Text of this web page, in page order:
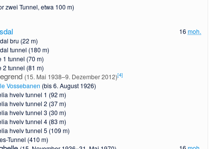
zwei Tunnel, etwa 100 m)
16moh.
bru (22 m)
tunnel (180 m)
1 tunnel (70 m)
2 tunnel (81 m)
(15. Mai 1938–9. Dezember 2012)[4]
Vossebanen (bis 6. August 1926)
hvelv tunnel 1 (92 m)
hvelv tunnel 2 (37 m)
hvelv tunnel 3 (30 m)
hvelv tunnel 4 (83 m)
hvelv tunnel 5 (109 m)
Tunnel (410 m)